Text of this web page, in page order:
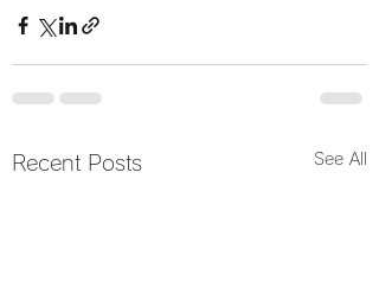
Recent Posts See All